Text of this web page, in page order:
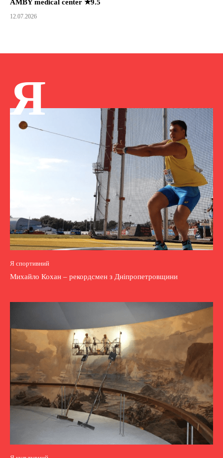
AMBY medical center ★9.5
12.07.2026
Я
Я спортивний
Михайло Кохан – рекордсмен з Дніпропетровщини